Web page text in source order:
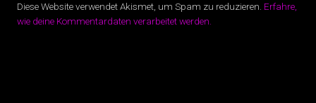
Diese Website verwendet Akismet, um Spam zu reduzieren. Erfahre,
wie deine Kommentardaten verarbeitet werden.